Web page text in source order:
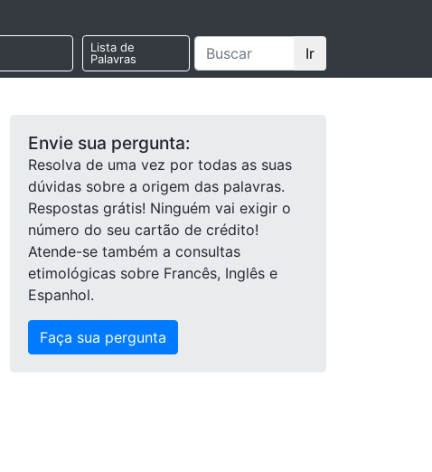
Lista de
Palavras
Ir
Envie sua pergunta:
Resolva de uma vez por todas as suas
dúvidas sobre a origem das palavras.
Respostas grátis! Ninguém vai exigir o
número do seu cartão de crédito!
Atende-se também a consultas
etimológicas sobre Francês, Inglês e
Espanhol.
Faça sua pergunta